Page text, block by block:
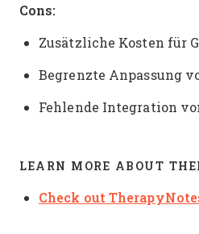
Cons:
Zusätzliche Kosten für
Begrenzte Anpassung
Fehlende Integration
LEARN MORE ABOUT
Check out